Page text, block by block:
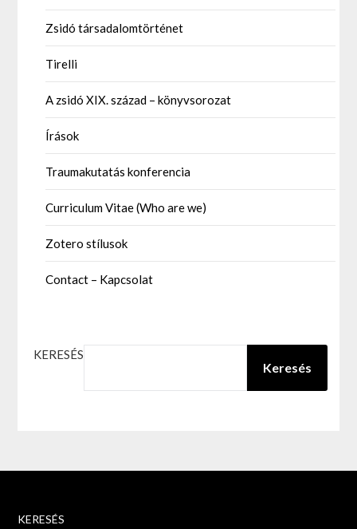
Zsidó társadalomtörténet
Tirelli
A zsidó XIX. század – könyvsorozat
Írások
Traumakutatás konferencia
Curriculum Vitae (Who are we)
Zotero stílusok
Contact – Kapcsolat
KERESÉS
Keresés
KERESÉS